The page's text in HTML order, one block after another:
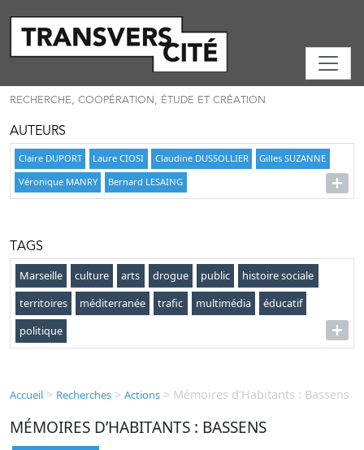
RECHERCHE, COOPÉRATION, ÉTUDE ET CRÉATION
AUTEURS
Claire DUPORT Laure CIOSI Claudine DUSSOLLIER
Gilles SUZANNE
Véronique MANRY
Bernard LESAING
TAGS
Marseille culture arts drogue public
histoire sociale
territoires
méditerranée trafic multimédia
éducatif
politique
Accueil > Recherches > Actions > Mémoires d’Habitants : Bassens
MÉMOIRES D’HABITANTS : BASSENS